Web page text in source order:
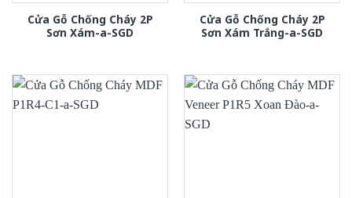
Cửa Gỗ Chống Cháy 2P
Sơn Xám-a-SGD
Cửa Gỗ Chống Cháy 2P
Sơn Xám Trắng-a-SGD